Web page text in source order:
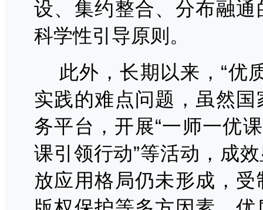
设、集约整合、分布融
科学性引导原则。
此外，长期以来， “优
实践的难点问题，虽然
务平台，开展“一师一优
课引领行动”等活动，成
放应用格局仍未形成，